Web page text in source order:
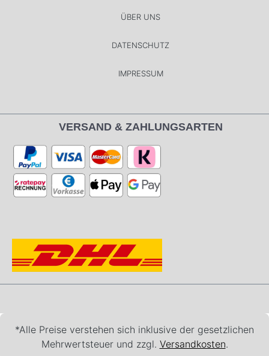
ÜBER UNS
DATENSCHUTZ
IMPRESSUM
VERSAND & ZAHLUNGSARTEN
*Alle Preise verstehen sich inklusive der gesetzlichen
Mehrwertsteuer und zzgl. Versandkosten.